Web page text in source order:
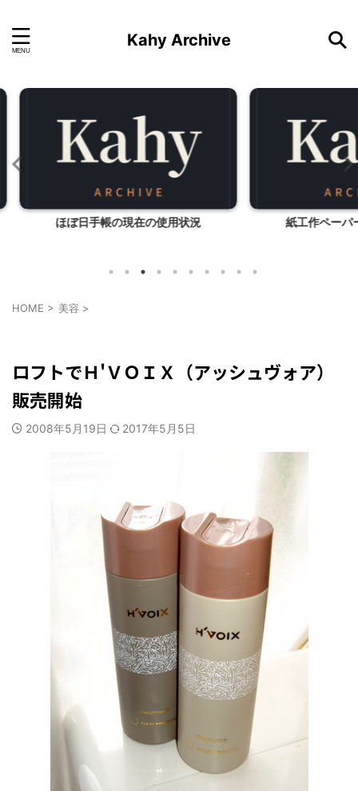
Kahy Archive
紙工作ペーパークラフト入門 手縫い
HOME > 美容 >
ロフトでＨ'ＶＯＩＸ（アッシュヴォア）
販売開始
2008年5月19日 2017年5月5日